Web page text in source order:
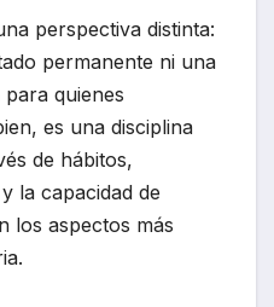
perspectiva distinta:
permanente ni una
quienes
es una disciplina
de hábitos,
la capacidad de
los aspectos más